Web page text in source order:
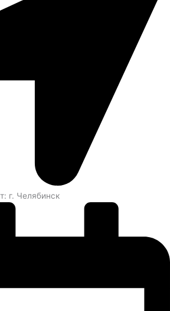
г. Челябинск